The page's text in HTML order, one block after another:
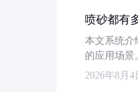
喷砂都有
本文系统介
的应用场景
2026年8月4